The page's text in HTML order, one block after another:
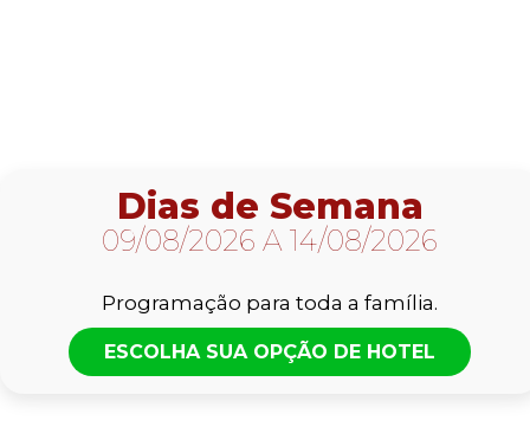
Dias de Semana
09/08/2026 A 14/08/2026
Programação para toda a família.
ESCOLHA SUA OPÇÃO DE HOTEL